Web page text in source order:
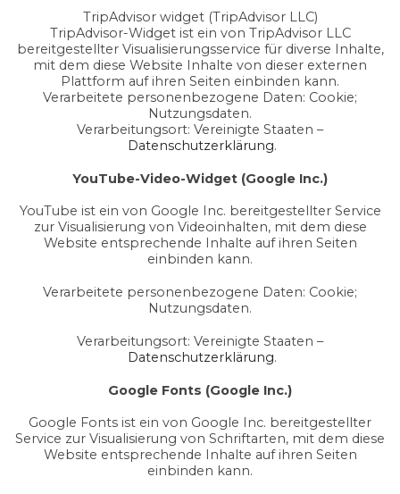
TripAdvisor widget (TripAdvisor LLC)
TripAdvisor-Widget ist ein von TripAdvisor LLC
bereitgestellter Visualisierungsservice für diverse Inhalte,
mit dem diese Website Inhalte von dieser externen
Plattform auf ihren Seiten einbinden kann.
Verarbeitete personenbezogene Daten: Cookie;
Nutzungsdaten.
Verarbeitungsort: Vereinigte Staaten –
Datenschutzerklärung.
YouTube-Video-Widget (Google Inc.)
YouTube ist ein von Google Inc. bereitgestellter Service
zur Visualisierung von Videoinhalten, mit dem diese
Website entsprechende Inhalte auf ihren Seiten
einbinden kann.
Verarbeitete personenbezogene Daten: Cookie;
Nutzungsdaten.
Verarbeitungsort: Vereinigte Staaten –
Datenschutzerklärung.
Google Fonts (Google Inc.)
Google Fonts ist ein von Google Inc. bereitgestellter
Service zur Visualisierung von Schriftarten, mit dem diese
Website entsprechende Inhalte auf ihren Seiten
einbinden kann.